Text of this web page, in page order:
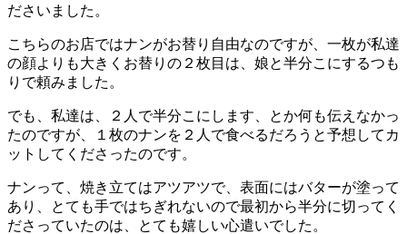
ださいました。
こちらのお店ではナンがお替り自由なのですが、一枚が私達
の顔よりも大きくお替りの２枚目は、娘と半分こにするつも
りで頼みました。
でも、私達は、２人で半分こにします、とか何も伝えなかっ
たのですが、１枚のナンを２人で食べるだろうと予想してカ
ットしてくださったのです。
ナンって、焼き立てはアツアツで、表面にはバターが塗って
あり、とても手ではちぎれないので最初から半分に切ってく
ださっていたのは、とても嬉しい心遣いでした。